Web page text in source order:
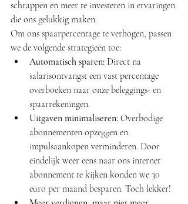
schrappen en meer te investeren in ervaringen
die ons gelukkig maken.
Om ons spaarpercentage te verhogen, passen
we de volgende strategieën toe:
Automatisch sparen: Direct na
salarisontvangst een vast percentage
overboeken naar onze beleggings- en
spaarrekeningen.
Uitgaven minimaliseren: Overbodige
abonnementen opzeggen en
impulsaankopen verminderen. Door
eindelijk weer eens naar ons internet
abonnement te kijken konden we 30
euro per maand besparen. Toch lekker!